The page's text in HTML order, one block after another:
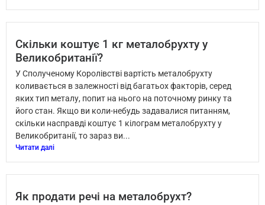
Скільки коштує 1 кг металобрухту у
Великобританії?
У Сполученому Королівстві вартість металобрухту
коливається в залежності від багатьох факторів, серед
яких тип металу, попит на нього на поточному ринку та
його стан. Якщо ви коли-небудь задавалися питанням,
скільки насправді коштує 1 кілограм металобрухту у
Великобританії, то зараз ви...
Читати далі
Як продати речі на металобрухт?